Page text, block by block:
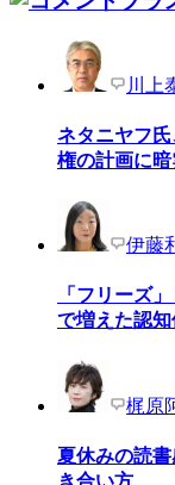
川上
ネタニヤフ
権の計画に暗
伊藤
「フリーズ
で増えた認
梶原
夏休みの読
き合い方